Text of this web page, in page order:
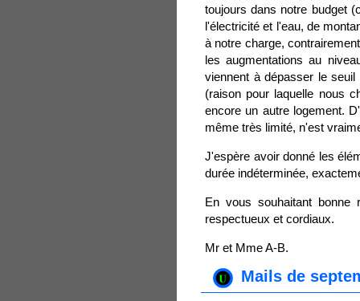
toujours dans notre budget
l'électricité et l'eau, de
à notre charge,
les augmentations au
viennent à dépasser le
(raison pour laquelle nous
encore un autre logement.
même très limité, n'est
J'espère avoir donné les
durée indéterminée,
En vous souhaitant bonne
respectueux et cordiaux.
Mr et Mme A-B.
Mails de